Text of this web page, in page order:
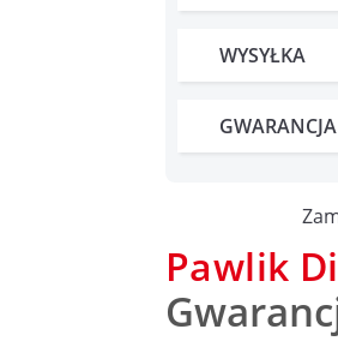
WYSYŁKA
GWARANCJA
Pawlik